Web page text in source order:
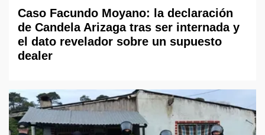
Caso Facundo Moyano: la declaración
de Candela Arizaga tras ser internada y
el dato revelador sobre un supuesto
dealer